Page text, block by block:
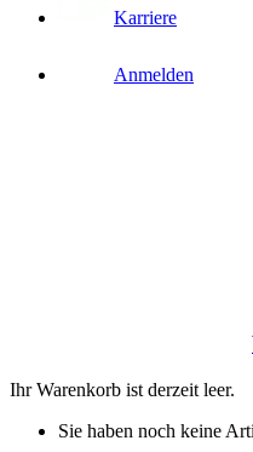
Karriere
Anmelden
Ihr Warenkorb ist derzeit leer.
Sie haben noch keine